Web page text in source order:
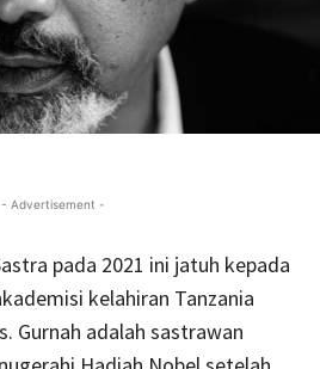
- Advertisement -
pada 2021 ini jatuh kepada
kelahiran Tanzania
Gurnah adalah sastrawan